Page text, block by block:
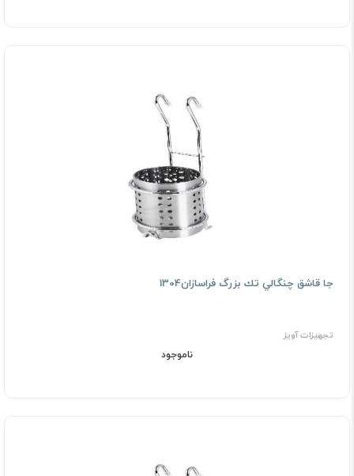
ﺟﺎ ﻗﺎﺷﻖ ﭼﻨﮕﺎﻟﻲ ﺗﻚ بزرگ فراسازان1304
تجهیزات آویز
ناموجود